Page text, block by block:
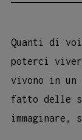
Quanti di
poterci
vivono in un
fatto delle
immaginare,